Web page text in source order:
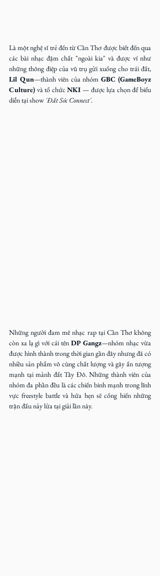
Là một nghệ sĩ trẻ đến từ Cần Thơ được biết đến qua
các bài nhạc đậm chất "ngoài kia" và được ví như
Lil Qun—thành viên của nhóm GBC (GameBoyz
Culture) và tổ chức NKI — được lựa chọn để biểu
diễn tại show 'Đất Sóc Connect'.
Những người đam mê nhạc rap tại Cần Thơ không
còn xa lạ gì với cái tên DP Gangz—nhóm nhạc vừa
được hình thành trong thời gian gần đây nhưng đã có
nhiều sản phẩm vô cùng chất lượng và gây ấn tượng
mạnh tại mảnh đất Tây Đô. Những thành viên của
nhóm đa phần đều là các chiến binh mạnh trong lĩnh
vực freestyle battle và hứa hẹn sẽ cống hiến những
trận đấu nảy lửa tại giải lần này.